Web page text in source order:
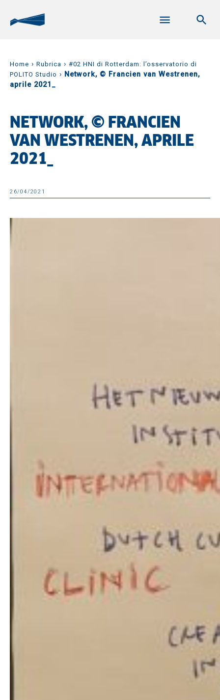
Home › Rubrica › #02 HNI di Rotterdam: l’osservatorio di
POLITO Studio › Network, © Francien van Westrenen,
aprile 2021_
NETWORK, © FRANCIEN
VAN WESTRENEN, APRILE
2021_
26/04/2021